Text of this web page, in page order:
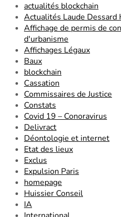
actualités blockchain
Actualités Laude Dessard
Affichage de permis de
d'urbanisme
Affichages Légaux
Baux
blockchain
Cassation
Commissaires de Justice
Constats
Covid 19 – Conoravirus
Delivract
Déontologie et internet
Etat des lieux
Exclus
Expulsion Paris
homepage
Huissier Conseil
IA